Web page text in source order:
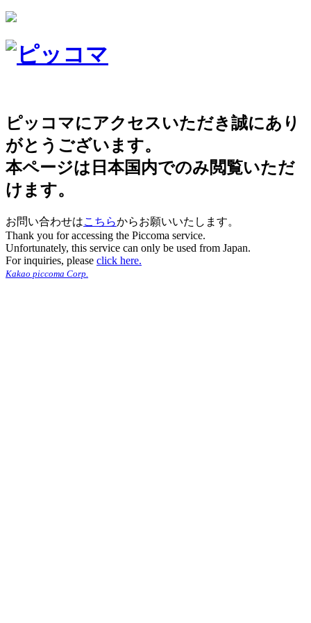
ピッコマにアクセスいただき誠にあり
がとうございます。
本ページは日本国内でのみ閲覧いただ
けます。
お問い合わせはこちらからお願いいたします。
Thank you for accessing the Piccoma service.
Unfortunately, this service can only be used from Japan.
For inquiries, please click here.
Kakao piccoma Corp.